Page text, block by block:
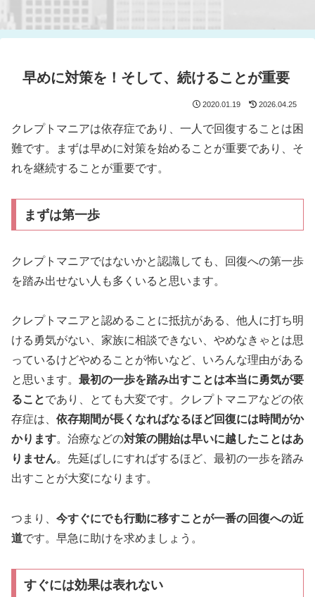
早めに対策を！そして、続けることが重要
2020.01.19 2026.04.25
クレプトマニアは依存症であり、一人で回復することは困
難です。まずは早めに対策を始めることが重要であり、そ
れを継続することが重要です。
まずは第一歩
クレプトマニアではないかと認識しても、回復への第一歩
を踏み出せない人も多くいると思います。
クレプトマニアと認めることに抵抗がある、他人に打ち明
ける勇気がない、家族に相談できない、やめなきゃとは思
っているけどやめることが怖いなど、いろんな理由がある
と思います。 最初の一歩を踏み出すことは本当に勇気が要
ることであり、とても大変です。クレプトマニアなどの依
存症は、 依存期間が長くなればなるほど回復には時間がか
かります。治療などの対策の開始は早いに越したことはあ
りません。先延ばしにすればするほど、最初の一歩を踏み
出すことが大変になります。
つまり、 今すぐにでも行動に移すことが一番の回復への近
道です。早急に助けを求めましょう。
すぐには効果は表れない